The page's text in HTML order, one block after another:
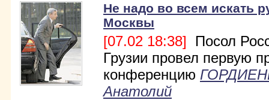
Не надо во всем искать
Москвы
[07.02 18:38] Посол
Грузии провел первую
конференцию
Анатолий